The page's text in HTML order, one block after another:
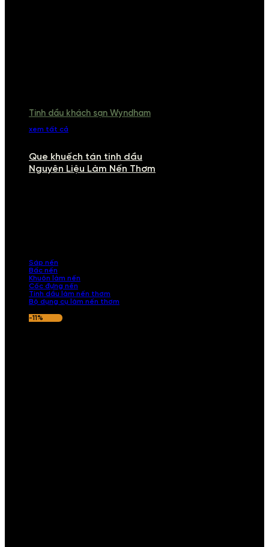
Tinh dầu khách sạn Wyndham
xem tất cả
Que khuếch tán tinh dầu
Nguyên Liệu Làm Nến Thơm
Sáp nến
Bấc nến
Khuôn làm nến
Cốc đựng nến
Tinh dầu làm nến thơm
Bộ dụng cụ làm nến thơm
-11%